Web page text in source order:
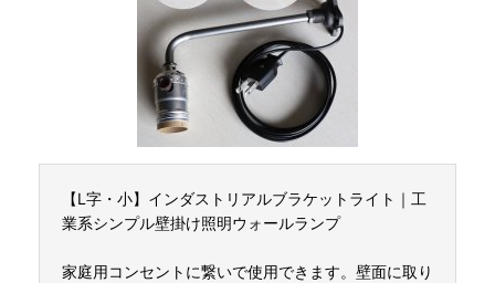
【L字・小】インダストリアルブラケットライト｜工
業系シンプル壁掛け照明ウォールランプ
家庭用コンセントに繋いで使用できます。壁面に取り